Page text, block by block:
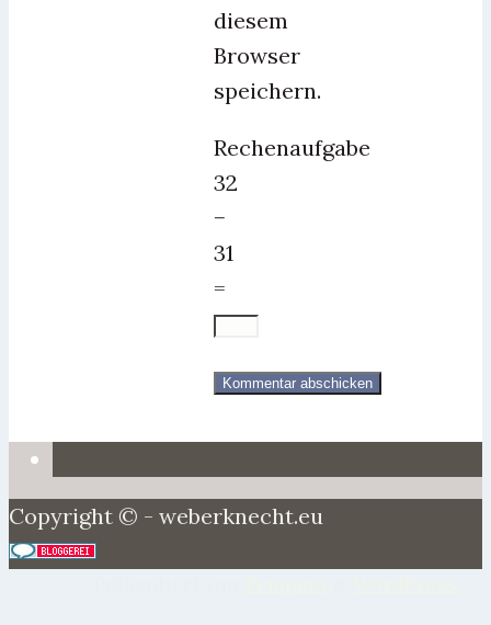
diesem
Browser
speichern.
Rechenaufgabe
32
−
31
=
Copyright © - weberknecht.eu